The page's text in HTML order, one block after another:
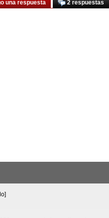
2 respuestas
una respuesta